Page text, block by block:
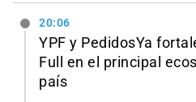
20:06
YPF y PedidosYa
Full en el principal
país